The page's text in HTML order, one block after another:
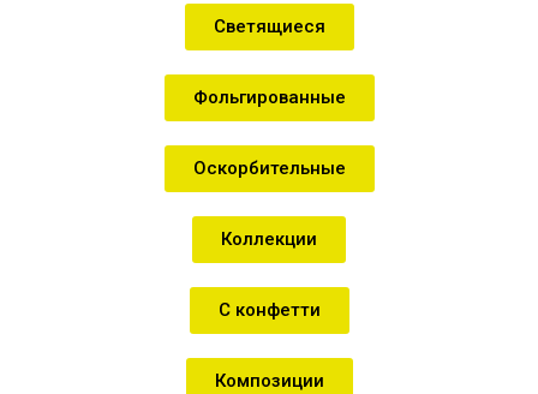
Светящиеся
Фольгированные
Оскорбительные
Коллекции
С конфетти
Композиции